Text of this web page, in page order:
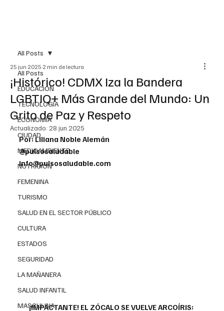
All Posts
EDUCACIÓN
TECNOLOGÍA
ECONOMÍA
CIUDAD
MEDIOAMBIENTE
NUTRICIÓN
FEMENINA
TURISMO
SALUD EN EL SECTOR PÚBLICO
CULTURA
ESTADOS
SEGURIDAD
LA MAÑANERA
SALUD INFANTIL
MASCULINA
All Posts
¡Histórico! CDMX Iza la Bandera
LGBTIQ+ Más Grande del Mundo: Un
Grito de Paz y Respeto
25 jun 2025 2 min de lectura
Actualizado: 28 jun 2025
Por: Liliana Noble Alemán
@pulsosaludable
info@pulsosaludable.com
¡IMPACTANTE! EL ZÓCALO SE VUELVE ARCOÍRIS: